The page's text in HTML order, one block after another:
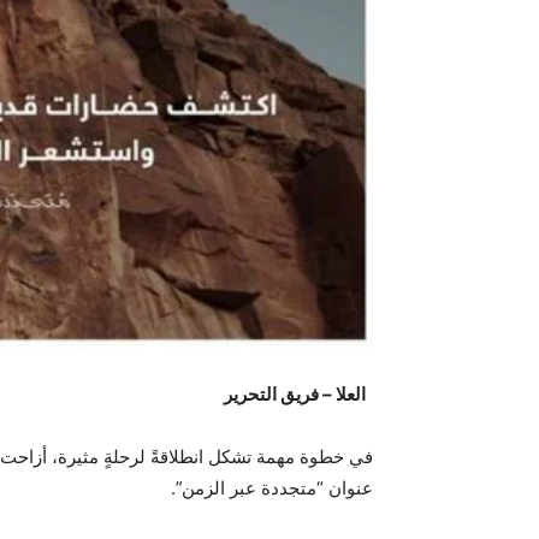
العلا – فريق التحرير
في خطوة مهمة تشكل انطلاقةً لرحلةٍ مثيرة، أزاحت
عنوان “متجددة عبر الزمن”.